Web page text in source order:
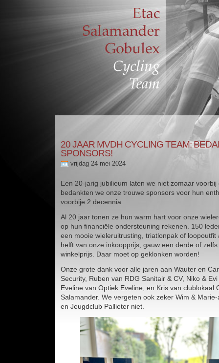
20 JAAR MVDH CYCLING TEAM:
SPONSORS!
vrijdag 24 mei 2024
Een 20-jarig jubilieum laten we niet zomaar
bedankten we onze trouwe sponsors voor hun
voorbije 2 decennia.
Al 20 jaar tonen ze hun warm hart voor onze
op hun financiële ondersteuning rekenen. 150
een mooie wieleruitrusting, triatlonpak of loopoutfit
helft van onze inkoopprijs, gauw een derde of
winkelprijs. Daar moet op geklonken worden!
Onze grote dank voor alle jaren aan Wauter en
Security, Ruben van RDG Sanitair & CV, Niko &
Eveline van Optiek Eveline, en Kris van clublokaal
Salamander. We vergeten ook zeker Wim &
en Jeugdclub Pallieter niet.